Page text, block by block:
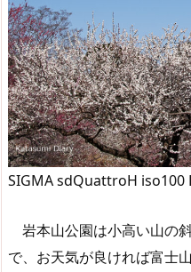
SIGMA sdQuattroH iso100
岩本山公園は小高い山の
で、お天気が良ければ富士